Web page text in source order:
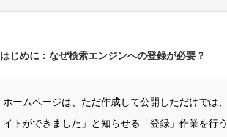
はじめに：なぜ検索エンジンへの登録が必要？
ホームページは、ただ作成して公開しただけでは
イトができました」と知らせる「登録」作業を行